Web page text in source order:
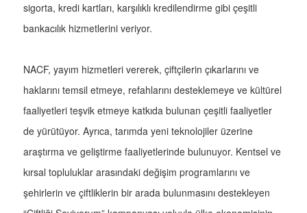
sigorta, kredi kartları, karşılıklı kredilendirme gibi çeşitli
bankacılık hizmetlerini veriyor.
NACF, yayım hizmetleri vererek, çiftçilerin çıkarlarını ve
haklarını temsil etmeye, refahlarını desteklemeye ve kültürel
faaliyetleri teşvik etmeye katkıda bulunan çeşitli faaliyetler
de yürütüyor. Ayrıca, tarımda yeni teknolojiler üzerine
araştırma ve geliştirme faaliyetlerinde bulunuyor. Kentsel ve
kırsal topluluklar arasındaki değişim programlarını ve
şehirlerin ve çiftliklerin bir arada bulunmasını destekleyen